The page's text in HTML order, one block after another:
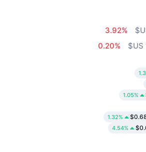
3.92%
0.20%
1.05%
1.32%
4.54%